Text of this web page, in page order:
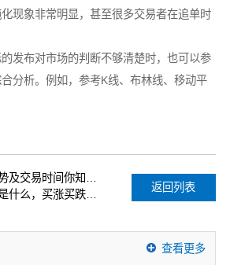
现象非常明显，甚至很多交易者在追单时
发布对市场的判断不够清楚时，也可以参
分析。例如，参考K线、布林线、移动平
黄金交易的优势及交易时间你知道吗？
黄金交易特点是什么，买涨买跌都可盈利
返回列表
查看更多